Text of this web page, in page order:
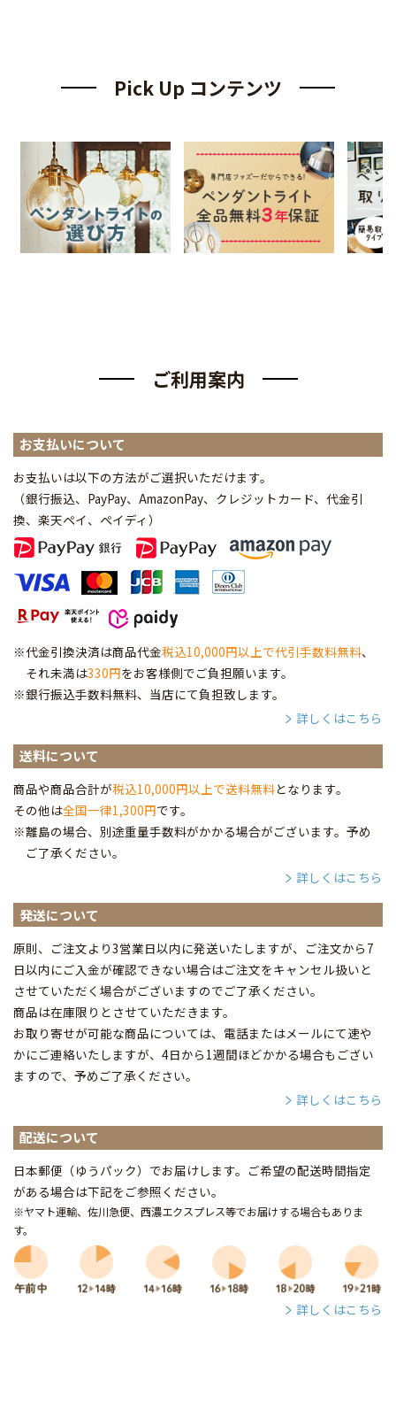
Pick Up コンテンツ
ご利用案内
お支払いについて
お支払いは以下の方法がご選択いただけます。
（銀行振込、PayPay、AmazonPay、クレジットカード、代金引
換、楽天ペイ、ペイディ ）
※代金引換決済は商品代金税込10,000円以上で代引手数料無料、
それ未満は330円をお客様側でご負担願います。
※銀行振込手数料無料、当店にて負担致します。
詳しくはこちら
送料について
商品や商品合計が税込10,000円以上で送料無料となります。
その他は全国一律1,300円です。
※離島の場合、別途重量手数料がかかる場合がございます。予め
ご了承ください。
詳しくはこちら
発送について
原則、ご注文より3営業日以内に発送いたしますが、ご注文から7
日以内にご入金が確認できない場合はご注文をキャンセル扱いと
させていただく場合がございますのでご了承ください。
商品は在庫限りとさせていただきます。
お取り寄せが可能な商品については、電話またはメールにて速や
かにご連絡いたしますが、4日から1週間ほどかかる場合もござい
ますので、予めご了承ください。
詳しくはこちら
配送について
日本郵便（ゆうパック）でお届けします。ご希望の配送時間指定
がある場合は下記をご参照ください。
※ヤマト運輸、佐川急便、西濃エクスプレス等でお届けする場合もありま
す。
詳しくはこちら